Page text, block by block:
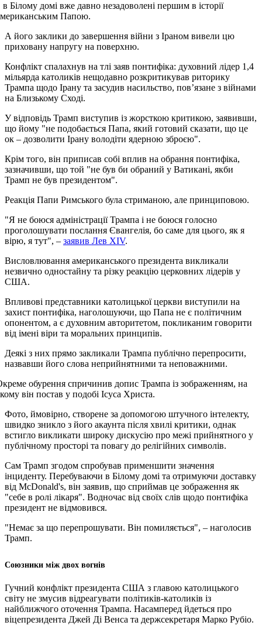
Білому домі вже давно незадоволені першим в історії
Папою.
А його заклики до завершення війни з Іраном вивели цю
приховану напругу на поверхню.
Конфлікт спалахнув на тлі заяв понтифіка: духовний лідер 1,4
мільярда католиків нещодавно розкритикував риторику
Трампа щодо Ірану та засудив насильство, пов’язане з війнами
на Близькому Сході.
У відповідь Трамп виступив із жорсткою критикою, заявивши,
що йому "не подобається Папа, який готовий сказати, що це
ок – дозволити Ірану володіти ядерною зброєю".
Крім того, він приписав собі вплив на обрання понтифіка,
зазначивши, що той "не був би обраний у Ватикані, якби
Трамп не був президентом".
Реакція Папи Римського була стриманою, але принциповою.
"Я не боюся адміністрації Трампа і не боюся голосно
проголошувати послання Євангелія, бо саме для цього, як я
вірю, я тут", – заявив Лев XIV.
Висловлювання американського президента викликали
незвично одностайну та різку реакцію церковних лідерів у
США.
Впливові представники католицької церкви виступили на
захист понтифіка, наголошуючи, що Папа не є політичним
опонентом, а є духовним авторитетом, покликаним говорити
від імені віри та моральних принципів.
Деякі з них прямо закликали Трампа публічно перепросити,
назвавши його слова неприйнятними та неповажними.
обурення спричинив допис Трампа із зображенням, на
він постав у подобі Ісуса Христа.
Фото, ймовірно, створене за допомогою штучного інтелекту,
швидко зникло з його акаунта після хвилі критики, однак
встигло викликати широку дискусію про межі прийнятного у
публічному просторі та повагу до релігійних символів.
Сам Трамп згодом спробував применшити значення
інциденту. Перебуваючи в Білому домі та отримуючи доставку
від McDonald's, він заявив, що сприймав це зображення як
"себе в ролі лікаря". Водночас від своїх слів щодо понтифіка
президент не відмовився.
"Немає за що перепрошувати. Він помиляється", – наголосив
Трамп.
Союзники між двох вогнів
Гучний конфлікт президента США з главою католицького
світу не змусив відреагувати політиків-католиків із
найближчого оточення Трампа. Насамперед йдеться про
віцепрезидента Джей Ді Венса та держсекретаря Марко Рубіо.